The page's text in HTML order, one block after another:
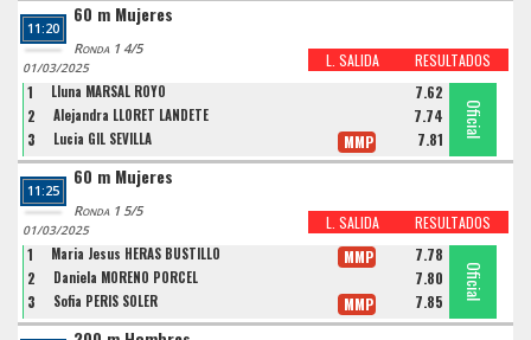
11:20
60 m Mujeres
Ronda 1 4/5
L. SALIDA RESULTADOS
01/03/2025
1 Lluna MARSAL ROYO 7.62
Oficial
2 Alejandra LLORET LANDETE 7.74 Oficial
3 Lucia GIL SEVILLA 7.81
MMP
Oficial
11:25
60 m Mujeres
Ronda 1 5/5
L. SALIDA RESULTADOS
01/03/2025
1 Maria Jesus HERAS BUSTILLO 7.78
MMP
Oficial
2 Daniela MORENO PORCEL 7.80 Oficial
3 Sofia PERIS SOLER 7.85
MMP
Oficial